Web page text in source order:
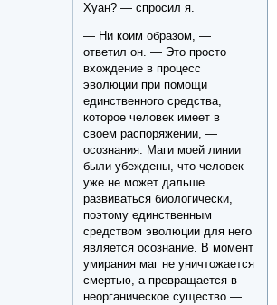
Хуан? — спросил я.
— Ни коим образом, —
ответил он. — Это просто
вхождение в процесс
эволюции при помощи
единственного средства,
которое человек имеет в
своем распоряжении, —
осознания. Маги моей линии
были убеждены, что человек
уже не может дальше
развиваться биологически,
поэтому единственным
средством эволюции для него
является осознание. В момент
умирания маг не уничтожается
смертью, а превращается в
неорганическое существо —